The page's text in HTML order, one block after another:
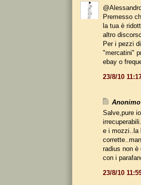
Premesso
la tua è
altro
Per i pezzi
"mercatini"
ebay o
23/8/10
Salve,pure
e i mozzi..la
radius non è
con i
23/8/10